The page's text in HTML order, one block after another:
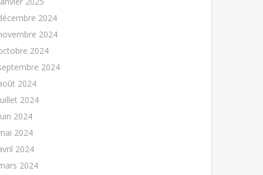
2024
2024
2024
2024
2024
2024
2024
2024
2024
2024